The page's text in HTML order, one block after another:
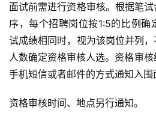
面试前需进行资格审核。根据笔
序，每个招聘岗位按1:5的比例确
试成绩相同时，视为该岗位并列
人数确定资格审核人选。资格审
手机短信或者邮件的方式通知入围
资格审核时间、地点另行通知。